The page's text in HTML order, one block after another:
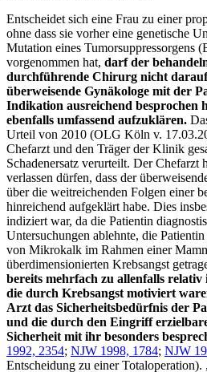
Entscheidet sich eine Frau zu einer
ohne dass sie vorher eine genetische
Mutation eines Tumorsuppressorgens
vorgenommen hat, darf der
durchführende Chirurg nicht
überweisende Gynäkologe mit der
Indikation ausreichend besprochen
ebenfalls umfassend aufzuklären.
Urteil von 2010 (OLG Köln v.
Chefarzt und den Träger der Klinik
Schadenersatz verurteilt. Der Chefarzt
verlassen dürfen, dass der
über die weitreichenden Folgen einer
hinreichend aufgeklärt habe. Dies
indiziert war, da die Patientin
Untersuchungen ablehnte, die
von Mikrokalk im Rahmen einer
überdimensionierten Krebsangst
bereits mehrfach zu allenfalls
die durch Krebsangst motiviert
Arzt das Sicherheitsbedürfnis der
und die durch den Eingriff
Sicherheit mit ihr besonders
1992, 2354; NJW 1998, 1784; NJW
Entscheidung zu einer Totaloperation).